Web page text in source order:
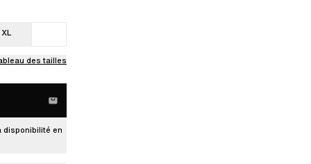
XL
des tailles
disponibilité en